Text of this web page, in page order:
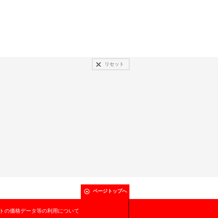
リセット
ページトップへ
の価格データ等の利用について